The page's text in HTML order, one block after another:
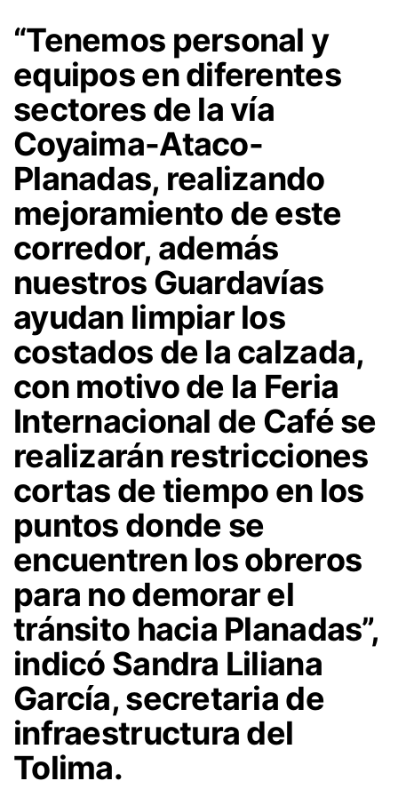
“Tenemos personal y
equipos en diferentes
sectores de la vía
Coyaima-Ataco-
Planadas, realizando
mejoramiento de este
corredor, además
nuestros Guardavías
ayudan limpiar los
costados de la calzada,
con motivo de la Feria
Internacional de Café se
realizarán restricciones
cortas de tiempo en los
puntos donde se
encuentren los obreros
para no demorar el
tránsito hacia Planadas”,
indicó Sandra Liliana
García, secretaria de
infraestructura del
Tolima.